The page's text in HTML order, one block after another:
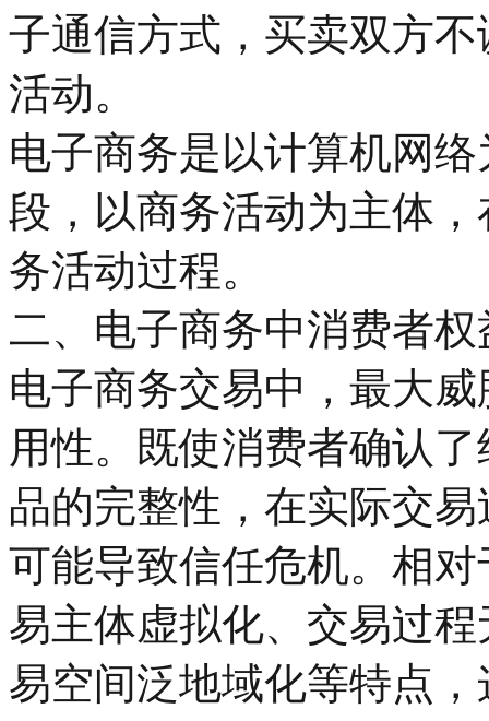
子通信方式，买卖双方
活动。
电子商务是以计算机网
段，以商务活动为主体
务活动过程。
二、电子商务中消费者
电子商务交易中，最大
用性。既使消费者确认
品的完整性，在实际交
可能导致信任危机。相
易主体虚拟化、交易过
易空间泛地域化等特点